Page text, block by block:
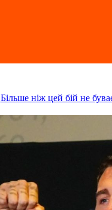
Більше ніж цей бій не